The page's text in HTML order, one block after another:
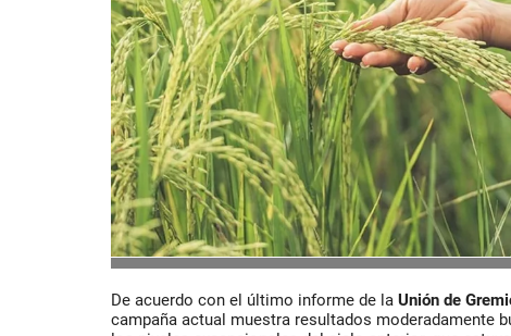
De acuerdo con el último informe de la Unión de
campaña actual muestra resultados moderadamente